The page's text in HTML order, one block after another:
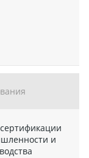
и